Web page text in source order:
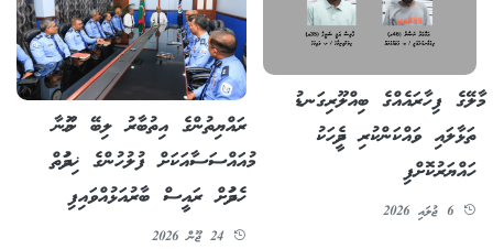
މާލޭގެ ފިހާރައެއްގެ ބިއްލޫރިގަނޑު
ތަޅާލައި ވައްކަންކުރި ދެމީހަކު
ހައްޔަރުކޮށްފި
6 ޖުލައި 2026
ރައްޔިތުންގެ އިތުބާރު ލިބޭ ނަމޫނާ
މުއައްސަސާއަކަށް ފުލުހުންގެ ޚިދުމަތް
ހެދުމަށް ރައީސް ބާރުއަޅުއްވައިފި
24 ޖޫން 2026